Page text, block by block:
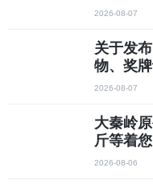
集体升学
2026-08-07
关于发
物、奖
2026-08-07
大秦岭
斤等着您
2026-08-06